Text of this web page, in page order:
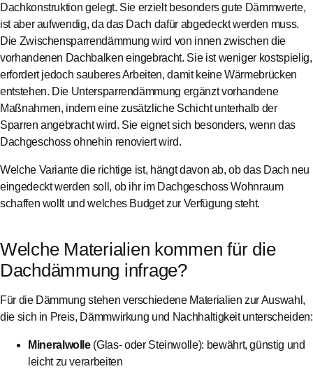
Dachkonstruktion gelegt. Sie erzielt besonders gute Dämmwerte,
ist aber aufwendig, da das Dach dafür abgedeckt werden muss.
Die Zwischensparrendämmung wird von innen zwischen die
vorhandenen Dachbalken eingebracht. Sie ist weniger kostspielig,
erfordert jedoch sauberes Arbeiten, damit keine Wärmebrücken
entstehen. Die Untersparrendämmung ergänzt vorhandene
Maßnahmen, indem eine zusätzliche Schicht unterhalb der
Sparren angebracht wird. Sie eignet sich besonders, wenn das
Dachgeschoss ohnehin renoviert wird.
Welche Variante die richtige ist, hängt davon ab, ob das Dach neu
eingedeckt werden soll, ob ihr im Dachgeschoss Wohnraum
schaffen wollt und welches Budget zur Verfügung steht.
Welche Materialien kommen für die
Dachdämmung infrage?
Für die Dämmung stehen verschiedene Materialien zur Auswahl,
die sich in Preis, Dämmwirkung und Nachhaltigkeit unterscheiden:
Mineralwolle(Glas- oder Steinwolle): bewährt, günstig und
leicht zu verarbeiten